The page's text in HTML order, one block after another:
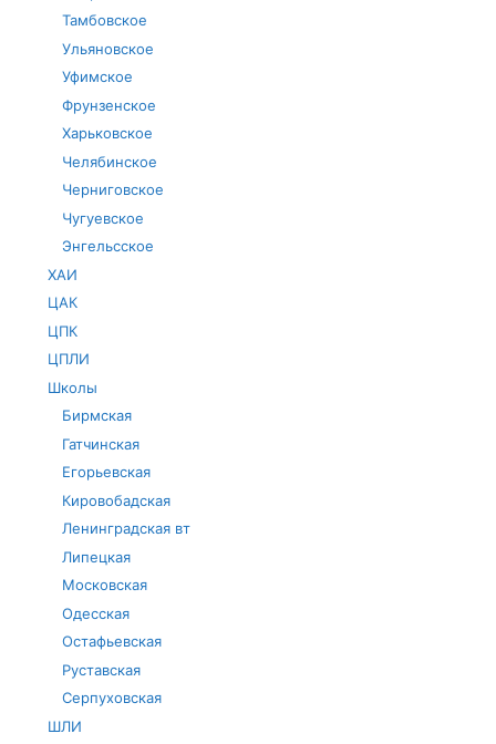
Тамбовское
Ульяновское
Уфимское
Фрунзенское
Харьковское
Челябинское
Черниговское
Чугуевское
Энгельсское
ХАИ
ЦАК
ЦПК
ЦПЛИ
Школы
Бирмская
Гатчинская
Егорьевская
Кировобадская
Ленинградская вт
Липецкая
Московская
Одесская
Остафьевская
Руставская
Серпуховская
ШЛИ